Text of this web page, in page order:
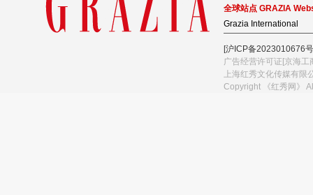
全球站点 GRAZIA
Grazia International
[沪ICP备2023010676
广告经营许可证[京海
上海红秀文化传媒有限
Copyright 《红秀网》